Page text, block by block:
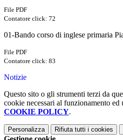
File PDF
Contatore click: 72
01-Bando corso di inglese primaria
File PDF
Contatore click: 83
Notizie
Questo sito o gli strumenti terzi da
cookie necessari al funzionamento
COOKIE POLICY.
Personalizza Rifiuta tutti i cookies